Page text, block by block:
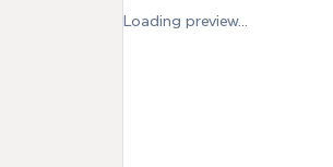
Loading preview...